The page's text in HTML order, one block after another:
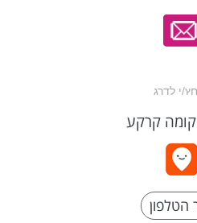
קומה קרקע